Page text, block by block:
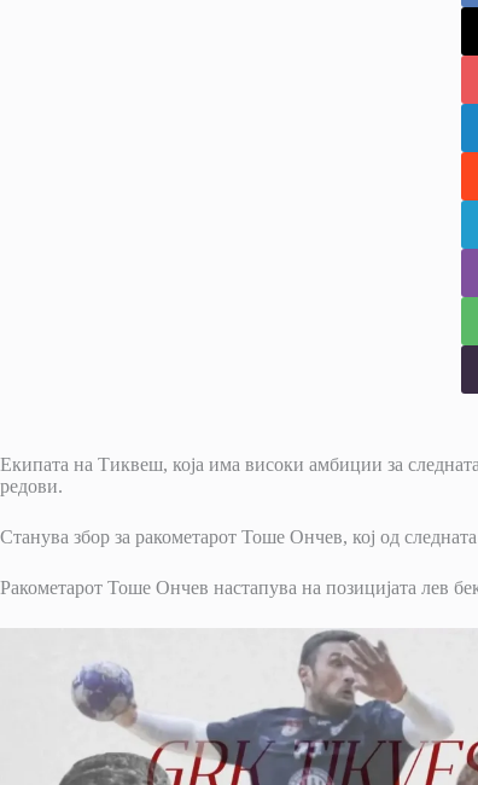
Екипата на Тиквеш, која има високи амбиции за
редови.
Станува збор за ракометарот Тоше Ончев, кој од
Ракометарот Тоше Ончев настапува на позицијата лев